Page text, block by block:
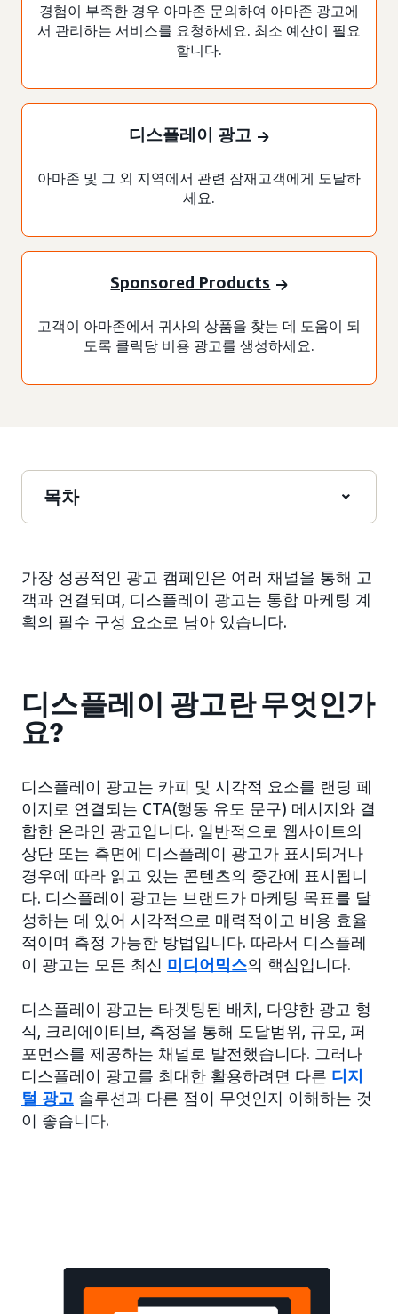
경험이 부족한 경우 아마존 문의하여 아마존 광고에
서 관리하는 서비스를 요청하세요. 최소 예산이 필요
합니다.
디스플레이 광고
아마존 및 그 외 지역에서 관련 잠재고객에게 도달하
세요.
Sponsored Products
고객이 아마존에서 귀사의 상품을 찾는 데 도움이 되
도록 클릭당 비용 광고를 생성하세요.
목차
가장 성공적인 광고 캠페인은 여러 채널을 통해 고
객과 연결되며, 디스플레이 광고는 통합 마케팅 계
획의 필수 구성 요소로 남아 있습니다.
디스플레이 광고란 무엇인가
요?
디스플레이 광고는 카피 및 시각적 요소를 랜딩 페
이지로 연결되는 CTA(행동 유도 문구) 메시지와 결
합한 온라인 광고입니다. 일반적으로 웹사이트의
상단 또는 측면에 디스플레이 광고가 표시되거나
경우에 따라 읽고 있는 콘텐츠의 중간에 표시됩니
다. 디스플레이 광고는 브랜드가 마케팅 목표를 달
성하는 데 있어 시각적으로 매력적이고 비용 효율
적이며 측정 가능한 방법입니다. 따라서 디스플레
이 광고는 모든 최신 미디어믹스의 핵심입니다.
디스플레이 광고는 타겟팅된 배치, 다양한 광고 형
식, 크리에이티브, 측정을 통해 도달범위, 규모, 퍼
포먼스를 제공하는 채널로 발전했습니다. 그러나
디스플레이 광고를 최대한 활용하려면 다른 디지
털 광고 솔루션과 다른 점이 무엇인지 이해하는 것
이 좋습니다.